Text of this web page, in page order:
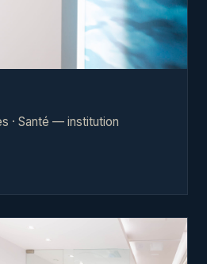
· Santé — institution